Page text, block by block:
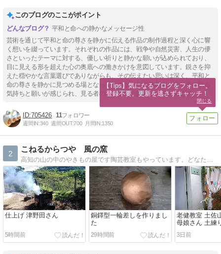
このブログのここがポイント
平和と命への静かなメッセージ性
芸術を通じて平和と命の尊さを静かに伝える作品の制作過程と深く心に響
く想いを綴っています。それぞれの作品には、戦争や自然災害、人生の儚
さといったテーマに対する、優しい祈りと静かな願いが込められており、
目に見える形を超えた心の奥底への働きかけを意図しています。鋭さを抑
えた穏やかな言葉選びでありながらも、その伝えたい思いは深く、平和と
命の尊さを静かに見つめる場となっています。どの作品も、作り手の祈る
気持ちと願いが感じられ、見る者の心に優しく語りかけるものです。
705426 11
週間IN:340 週間OUT:700 月間IN:1350
2
こねるからつや 風の窯
仕上げ 津野田さん
5時間前
銅鐸型一輪差しを作りまし
た
29時間前
老健教室 土佐
母娘さん 土練
3日前
【Tips】気になるブログをフォロー。
登録不要。更新を逃さずキャッチ！
閉じる